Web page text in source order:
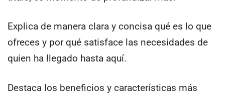
Explica de manera clara y concisa qué es lo que
ofreces y por qué satisface las necesidades de
quien ha llegado hasta aquí.
Destaca los beneficios y características más